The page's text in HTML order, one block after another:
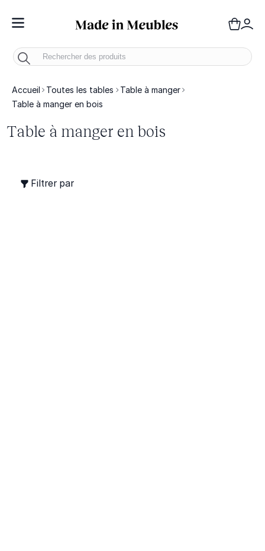
Toggle Nav
Accueil Toutes les tables
Table à manger
Table à manger en bois
Table à manger en bois
Filtrer par